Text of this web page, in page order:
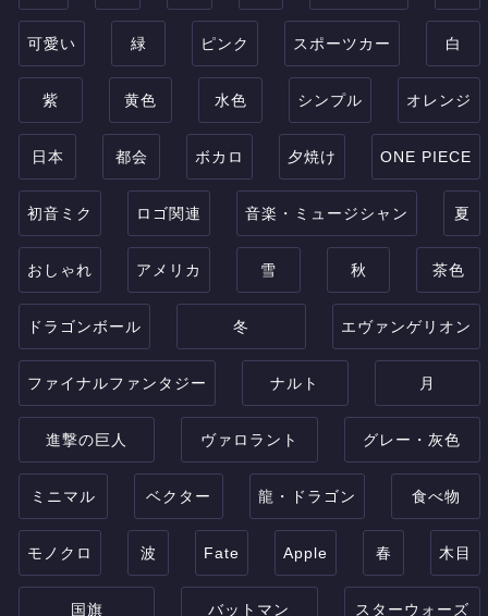
可愛い 緑 ピンク スポーツカー 白
紫 黄色 水色 シンプル オレンジ
日本 都会 ボカロ 夕焼け ONE PIECE
初音ミク ロゴ関連 音楽・ミュージシャン 夏
おしゃれ アメリカ 雪 秋 茶色
ドラゴンボール 冬 エヴァンゲリオン
ファイナルファンタジー ナルト 月
進撃の巨人 ヴァロラント グレー・灰色
ミニマル ベクター 龍・ドラゴン 食べ物
モノクロ 波 Fate Apple 春 木目
国旗 バットマン スターウォーズ